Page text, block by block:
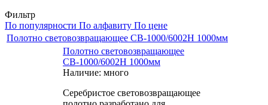
Фильтр
По популярности По алфавиту По цене
Полотно световозвращающее СВ-1000/6002H 1000мм
Полотно световозвращающее
СВ-1000/6002H 1000мм
Наличие: много
Серебристое световозвращающее